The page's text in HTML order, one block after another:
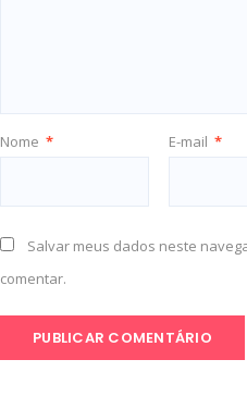
Nome * E-mail *
Salvar meus dados neste
comentar.